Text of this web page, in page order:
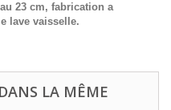
23 cm, fabrication a
lave vaisselle.
LA MÊME